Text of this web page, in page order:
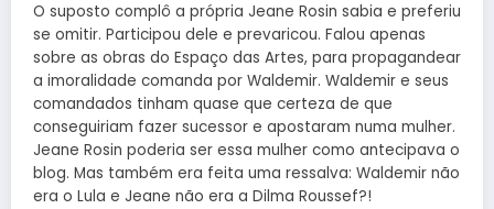
O suposto complô a própria Jeane Rosin sabia e preferiu
se omitir. Participou dele e prevaricou. Falou apenas
sobre as obras do Espaço das Artes, para propagandear
a imoralidade comanda por Waldemir. Waldemir e seus
comandados tinham quase que certeza de que
conseguiriam fazer sucessor e apostaram numa mulher.
Jeane Rosin poderia ser essa mulher como antecipava o
blog. Mas também era feita uma ressalva: Waldemir não
era o Lula e Jeane não era a Dilma Roussef?!